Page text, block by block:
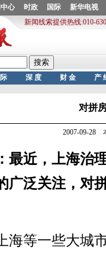
对拼
2007-09-28
近，上海治理
广泛关注，对
等一些大城市